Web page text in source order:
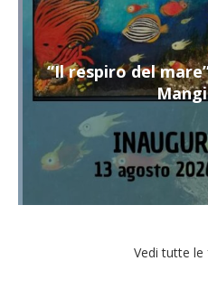
“Il respiro del
Vedi tutte